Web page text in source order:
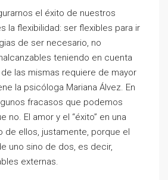
el éxito de nuestros
la flexibilidad: ser flexibles para ir
de ser necesario, no
teniendo en cuenta
las mismas requiere de mayor
la psicóloga Mariana Álvez. En
fracasos que podemos
no. El amor y el “éxito” en una
de ellos, justamente, porque el
uno sino de dos, es decir,
externas.